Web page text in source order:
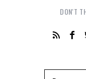
DON'T